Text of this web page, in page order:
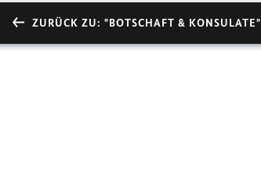
ZURÜCK ZU: "BOTSCHAFT & KONSULATE"